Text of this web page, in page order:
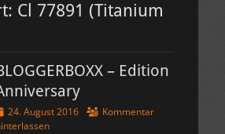
Cl 77891 (Titanium
– Edition
24. August 2016
Kommentar